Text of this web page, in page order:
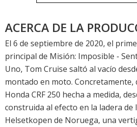
ACERCA DE LA
El 6 de septiembre de 2020, el
principal de Misión: Imposible -
Uno, Tom Cruise saltó al vacío
montado en moto. Concretamente,
Honda CRF 250 hecha a medida,
construida al efecto en la ladera de
Helsetkopen de Noruega, una